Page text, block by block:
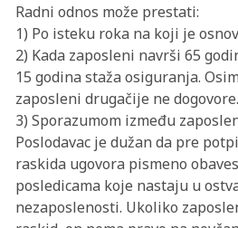
Radni odnos može prestati:
1) Po isteku roka na koji je
2) Kada zaposleni navrši 65
15 godina staža osiguranja.
zaposleni drugačije ne dogovore.
3) Sporazumom između
Poslodavac je dužan da pre
raskida ugovora pismeno
posledicama koje nastaju u
nezaposlenosti. Ukoliko